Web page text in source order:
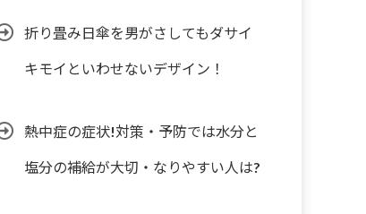
折り畳み日傘を男がさしてもダサイ
キモイといわせないデザイン！
熱中症の症状!対策・予防では水分と
塩分の補給が大切・なりやすい人は?